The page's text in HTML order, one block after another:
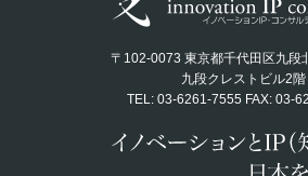
〒102-0073 東京都千代田区九段
九段クレストビル2階
TEL: 03-6261-7555 FAX: 03-